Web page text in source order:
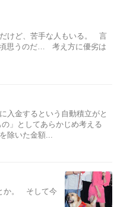
けど、苦手な人もいる。 言
思うのだ… 考え方に優劣は
入金するという自動積立がと
」としてあらかじめ考える
除いた金額...
か。 そして今